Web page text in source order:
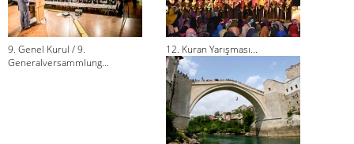
9. Genel Kurul / 9.
Generalversammlung...
12. Kuran Yarışması...